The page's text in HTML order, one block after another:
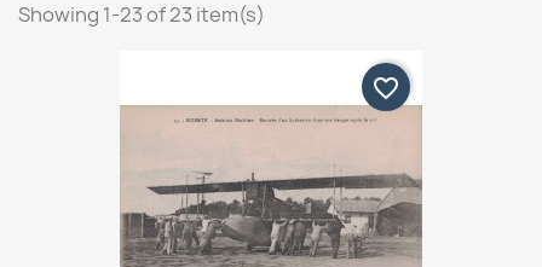
Showing 1-23 of 23 item(s)
favorite_border